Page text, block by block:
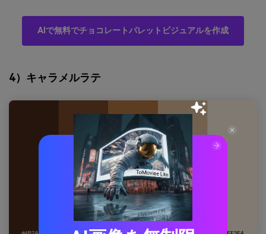
AIで無料でチョコレートパレットビジュアルを作成
4）キャラメルラテ